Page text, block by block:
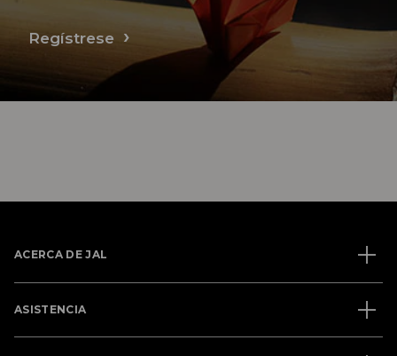
Regístrese
ACERCA DE JAL
ASISTENCIA